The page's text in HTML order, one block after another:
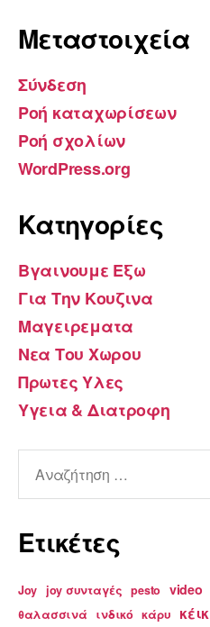
Μεταστοιχεία
Σύνδεση
Ροή καταχωρίσεων
Ροή σχολίων
WordPress.org
Kατηγορίες
Βγαινουμε Εξω
Για Την Κουζινα
Μαγειρεματα
Νεα Του Χωρου
Πρωτες Υλες
Υγεια & Διατροφη
για:
Ετικέτες
Joy joy συνταγές pesto video
θαλασσινά ινδικό κάρυ κέικ